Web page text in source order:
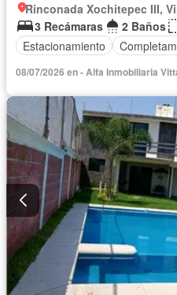
Rinconada Xochitepec III,
3 Recámaras
2 Baños
Estacionamiento
08/07/2026 en - Alfa Inmobiliaria